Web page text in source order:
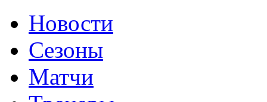
Новости
Сезоны
Матчи